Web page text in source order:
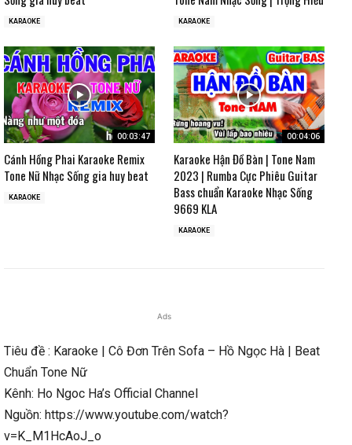
KARAOKE KARAOKE
00:03:47
Cánh Hồng Phai Karaoke Remix
Tone Nữ Nhạc Sống gia huy beat
KARAOKE
00:04:06
Karaoke Hận Đồ Bàn | Tone Nam
2023 | Rumba Cực Phiêu Guitar
Bass chuẩn Karaoke Nhạc Sống
9669 KLA
KARAOKE
Ads
Tiêu đề : Karaoke | Cô Đơn Trên Sofa – Hồ Ngọc Hà | Beat
Chuẩn Tone Nữ
Kênh: Ho Ngoc Ha’s Official Channel
Nguồn: https://www.youtube.com/watch?
v=K_M1HcAoJ_o